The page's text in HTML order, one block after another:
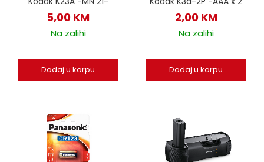
5,00 KM
Na zalihi
Dodaj u korpu
2,00 KM
Na zalihi
Dodaj u korpu